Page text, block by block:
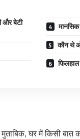
और बेटी
मानसिक
कौन थे
फिलहाल
घर में किसी